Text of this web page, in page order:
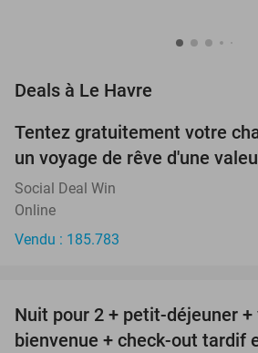
Deals à Le Havre
Tentez gratuitement votre
un voyage de rêve d'une
Social Deal Win
Online
Vendu : 185.783
Nuit pour 2 + petit-déjeuner +
bienvenue + check-out tardif